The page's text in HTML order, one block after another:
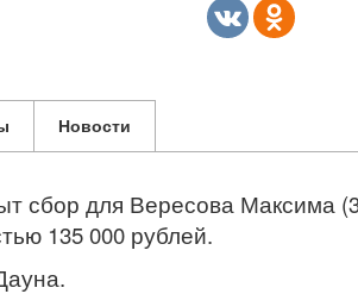
Новости
сбор для Вересова Максима
135 000 рублей.